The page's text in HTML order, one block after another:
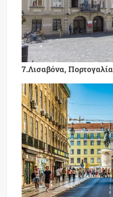
7.Λισαβόνα, Πορτογαλία